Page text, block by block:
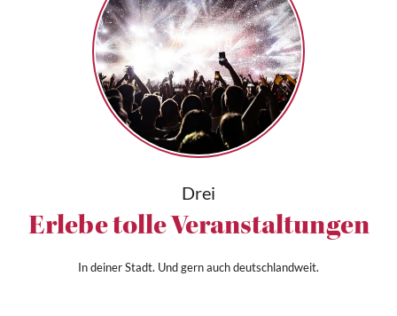
Drei
Erlebe tolle Veranstaltungen
In deiner Stadt. Und gern auch deutschlandweit.